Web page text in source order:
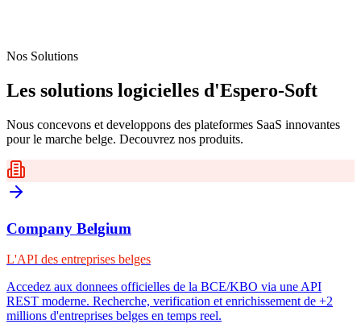
Nos Solutions
Les solutions logicielles d'Espero-Soft
Nous concevons et developpons des plateformes SaaS innovantes
pour le marche belge. Decouvrez nos produits.
Company Belgium
L'API des entreprises belges
Accedez aux donnees officielles de la BCE/KBO via une API
REST moderne. Recherche, verification et enrichissement de +2
millions d'entreprises belges en temps reel.